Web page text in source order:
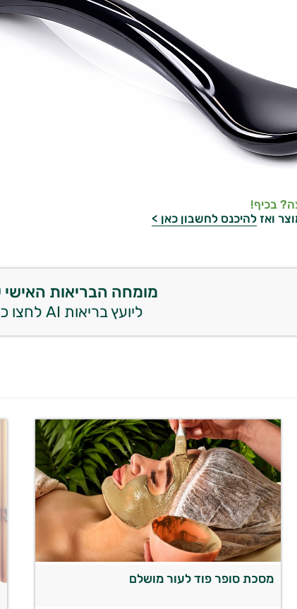
בכיף!
ואז להיכנס לחשבון כאן >
מומחה הבריאות
ליועץ בריאות AI לחצו כאן
מסכת סופר פוד לעור מושלם